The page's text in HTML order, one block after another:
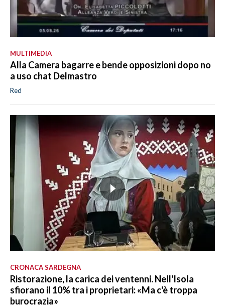
MULTIMEDIA
Alla Camera bagarre e bende opposizioni dopo no
a uso chat Delmastro
Red
CRONACA SARDEGNA
Ristorazione, la carica dei ventenni. Nell'Isola
sfiorano il 10% tra i proprietari: «Ma c'è troppa
burocrazia»